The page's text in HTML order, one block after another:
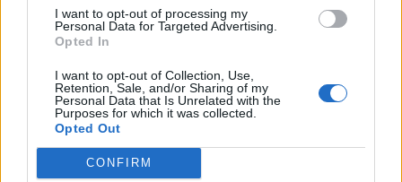
I want to opt-out of processing my
Personal Data for Targeted Advertising.
Opted In
I want to opt-out of Collection, Use,
Retention, Sale, and/or Sharing of my
Personal Data that Is Unrelated with the
Purposes for which it was collected.
Opted Out
CONFIRM
evitare di perdersi.
Tutti gli eventi